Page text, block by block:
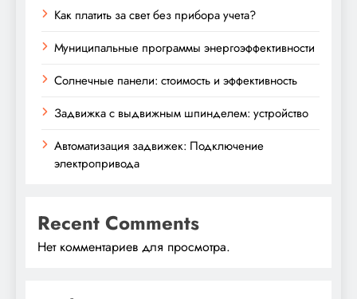
Как платить за свет без прибора учета?
Муниципальные программы энергоэффективности
Солнечные панели: стоимость и эффективность
Задвижка с выдвижным шпинделем: устройство
Автоматизация задвижек: Подключение
электропривода
Recent Comments
Нет комментариев для просмотра.